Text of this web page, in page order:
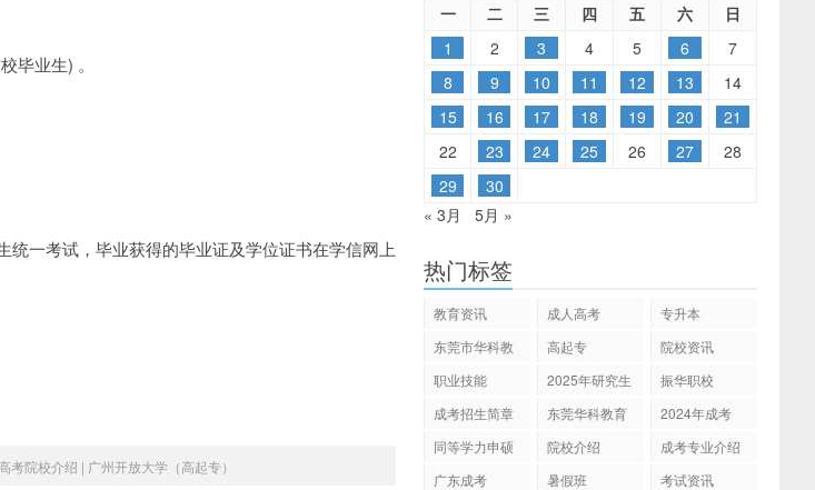
毕业生) 。
一考试，毕业获得的毕业证及学位证书在学信网上
考院校介绍 | 广州开放大学（高起专）
一 二 三 四 五 六
日
1
2 3 4 5 6
7
8
9 10 11 12 13
14
15
16 17 18 19 20
21
22
23 24 25 26 27
28
29
30
« 3月
5月 »
热门标签
教育资讯 成人高考
专升本
东莞市华科教
高起专
院校资讯
职业技能
2025年研究生
振华职校
成考招生简章
东莞华科教育
2024年成考
同等学力申硕
院校介绍
成考专业介绍
广东成考
暑假班
考试资讯